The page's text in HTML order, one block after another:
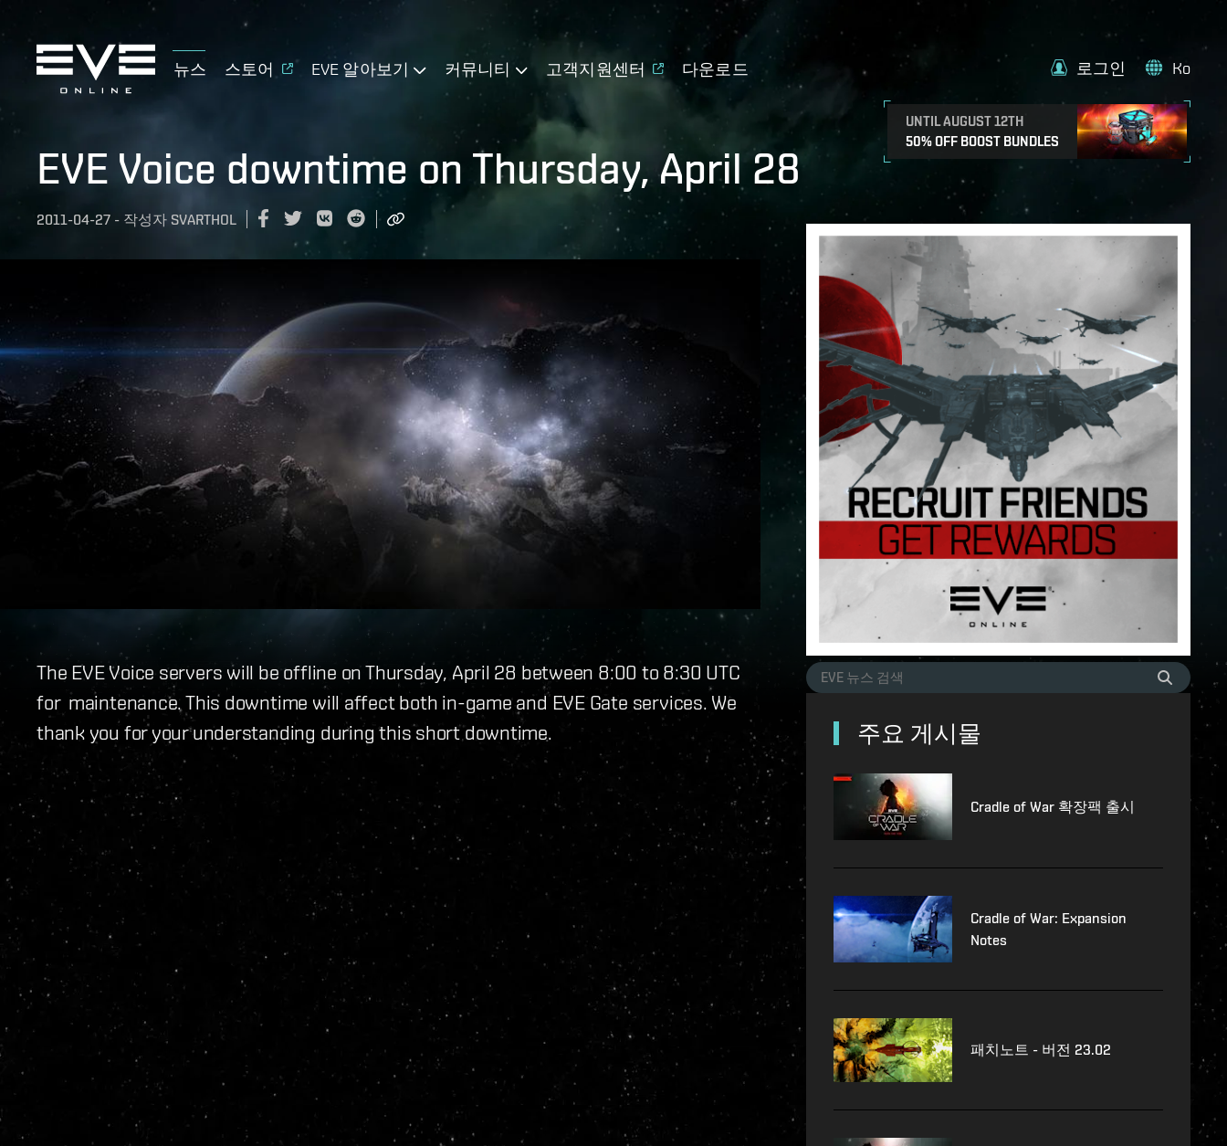
뉴스 스토어 EVE 알아보기 커뮤니티 고객지원센터 다운로드
UNTIL AUGUST 12TH
50% OFF BOOST BUNDLES
로그인 Ko
EVE Voice downtime on Thursday, April 28
2011-04-27 - 작성자 SVARTHOL
The EVE Voice servers will be offline on Thursday, April 28 between 8:00 to 8:30 UTC
for maintenance. This downtime will affect both in-game and EVE Gate services. We
thank you for your understanding during this short downtime.
주요 게시물
Cradle of War 확장팩 출시
Cradle of War: Expansion
Notes
패치노트 - 버전 23.02